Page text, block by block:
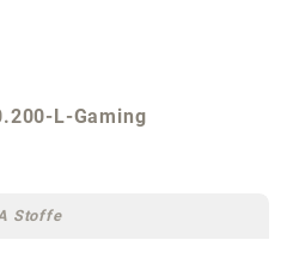
L-Gaming
Stoffe